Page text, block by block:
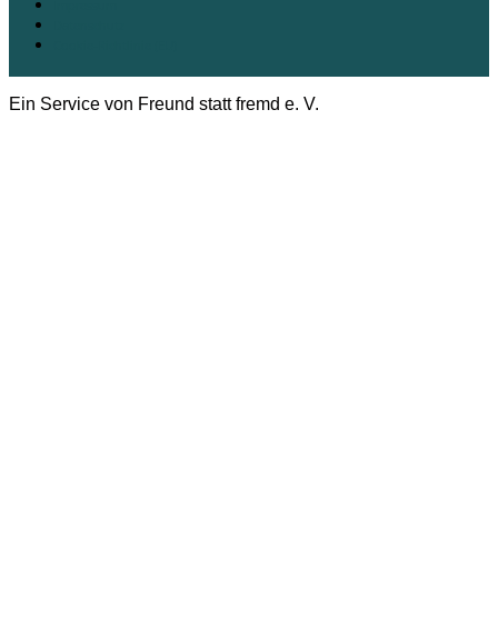
Ein Service von Freund statt fremd e. V.